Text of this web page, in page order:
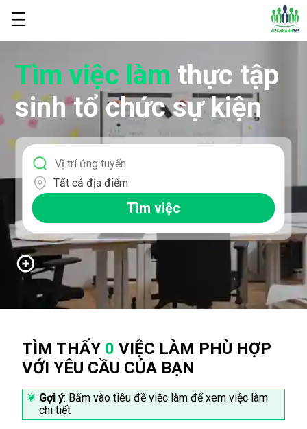
Tìm việc làm thực tập
sinh tổ chức sự kiện
Tất cả địa điểm
Tìm việc
TÌM THẤY 0 VIỆC LÀM PHÙ HỢP
VỚI YÊU CẦU CỦA BẠN
Gợi ý: Bấm vào tiêu đề việc làm để xem việc làm
chi tiết